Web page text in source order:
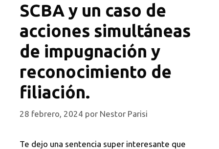
SCBA y un caso de
acciones simultáneas
de impugnación y
reconocimiento de
filiación.
28 febrero, 2024 por Nestor Parisi
Te dejo una sentencia super interesante que